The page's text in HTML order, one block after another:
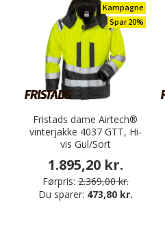
Kampagne
Spar 20%
Fristads dame Airtech®
vinterjakke 4037 GTT, Hi-
vis Gul/Sort
1.895,20 kr.
Førpris: 2.369,00 kr.
Du sparer: 473,80 kr.